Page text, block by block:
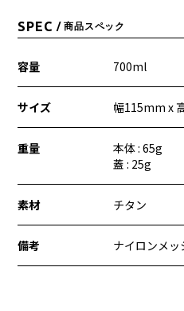
SPEC / 商品スペック
容量 700ml
サイズ 幅115mm x
重量
本体 : 65g
蓋 : 25g
素材 チタン
備考 ナイロンメッ